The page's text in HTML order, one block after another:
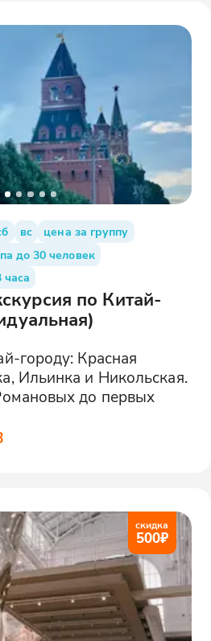
вс
цена за группу
до 30 человек
часа
по Китай-
городу: Красная
Ильинка и Никольская.
до первых
скидка
500₽